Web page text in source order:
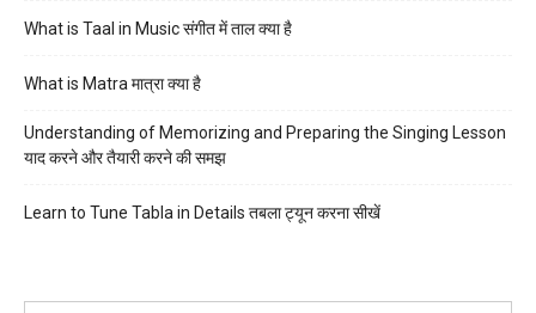
What is Taal in Music संगीत में ताल क्या है
What is Matra मात्रा क्या है
Understanding of Memorizing and Preparing the Singing Lesson
याद करने और तैयारी करने की समझ
Learn to Tune Tabla in Details तबला ट्यून करना सीखें